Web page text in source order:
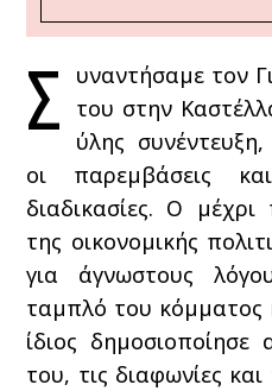
Σ
υναντήσαμε τον
του στην
ύλης
οι παρεμβάσεις
διαδικασίες. Ο
της οικονομικής
για άγνωστους
ταμπλό του κόμματος
ίδιος
του, τις διαφωνίες